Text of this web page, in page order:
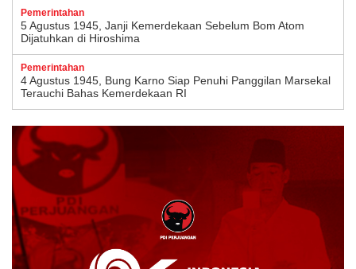
Pemerintahan
5 Agustus 1945, Janji Kemerdekaan Sebelum Bom Atom
Dijatuhkan di Hiroshima
Pemerintahan
4 Agustus 1945, Bung Karno Siap Penuhi Panggilan Marsekal
Terauchi Bahas Kemerdekaan RI